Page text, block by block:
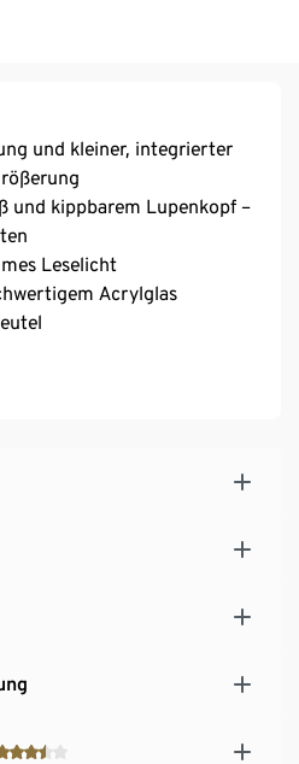
und kleiner, integrierter
und kippbarem Lupenkopf –
Leselicht
Acrylglas